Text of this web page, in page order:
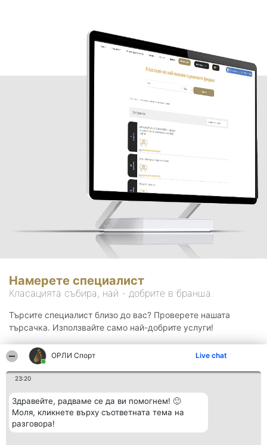
ОРЛИ Спорт Live chat
23:20
Здравейте, радваме се да ви помогнем! 🙂
Моля, кликнете върху съответната тема на
разговора!
Намерете специалист
Класацията събира, най - добрите в бранша.
Търсите специалист близо до вас? Проверете нашата
търсачка. Използвайте само най-добрите услуги!